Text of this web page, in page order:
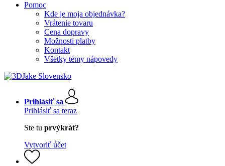
Pomoc
Kde je moja objednávka?
Vrátenie tovaru
Cena dopravy
Možnosti platby
Kontakt
Všetky témy nápovedy
Prihlásiť sa
Prihlásiť sa teraz
Ste tu prvýkrát?
Vytvoriť účet